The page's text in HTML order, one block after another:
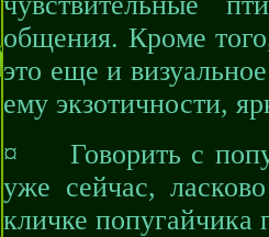
общения. Кроме
это еще и
ему экзотичности,
¤ Говорить с
уже сейчас,
кличке